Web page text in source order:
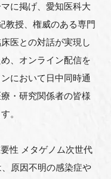
に掲げ、愛知医科大
教授、権威のある専門
医との対話が実現し
、オンライン配信を
において日中同時通
・研究関係者の皆様
。
性 メタゲノム次世代
原因不明の感染症や